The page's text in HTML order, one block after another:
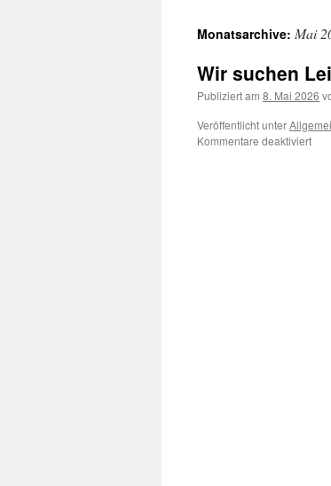
springen
Monatsarchive: Mai
Wir suchen
Publiziert am 8. Mai 2026
Veröffentlicht unter
Kommentare deaktiviertfür